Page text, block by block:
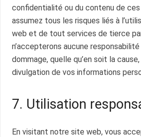
confidentialité ou du contenu de
assumez tous les risques liés à
web et de tout services de tierce
n’accepterons aucune
dommage, quelle qu’en soit la
divulgation de vos informations
7. Utilisation
En visitant notre site web, vous